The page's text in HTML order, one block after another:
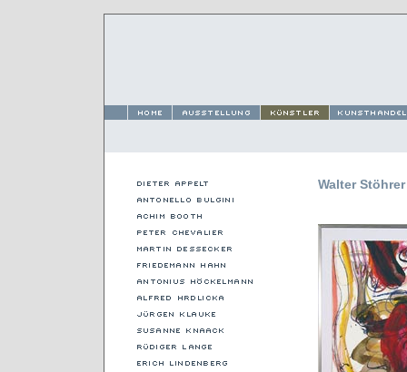
Walter